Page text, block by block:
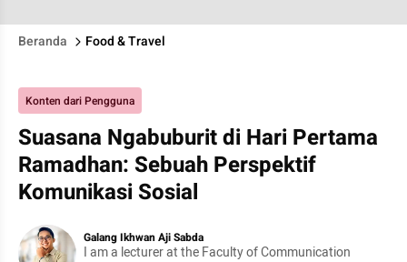
Beranda Food & Travel
Konten dari Pengguna
Suasana Ngabuburit di Hari Pertama
Ramadhan: Sebuah Perspektif
Komunikasi Sosial
Galang Ikhwan Aji Sabda
I am a lecturer at the Faculty of Communication